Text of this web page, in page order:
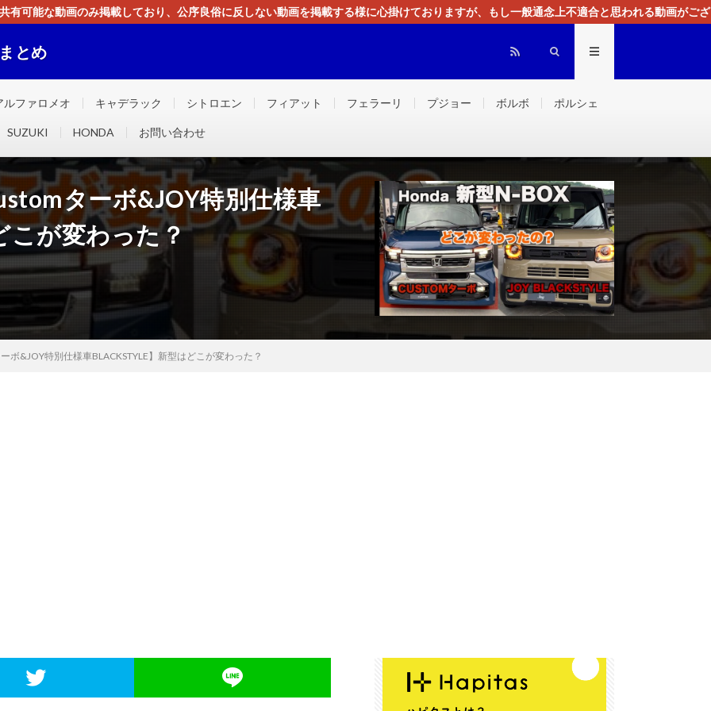
有可能な動画のみ掲載しており、公序良俗に反しない動画を掲載する様に心掛けておりますが、もし一般通念上不適合と思われる動画がござ
とめ
ルファロメオ キャデラック シトロエン フィアット フェラーリ プジョー ボルボ ポルシェ
SUZUKI HONDA お問い合わせ
ターボ&JOY特別仕様車
こが変わった？
ボ&JOY特別仕様車BLACKSTYLE】新型はどこが変わった？